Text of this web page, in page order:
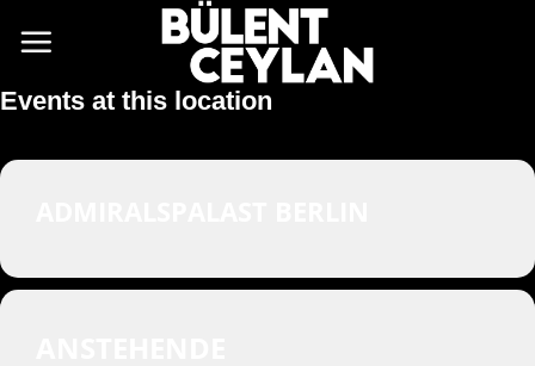
Inhalt
Events at this location